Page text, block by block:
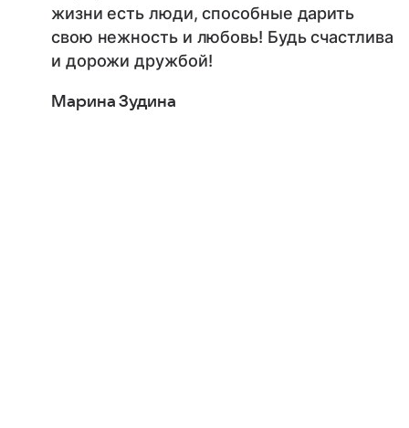
жизни есть люди, способные дарить
свою нежность и любовь! Будь счастлива
и дорожи дружбой!
Марина Зудина